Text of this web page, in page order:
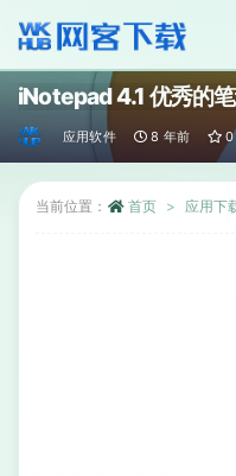
iNotepad 4.1 优秀的
应用软件 8 年前 0
当前位置： 首页 应用下
全部